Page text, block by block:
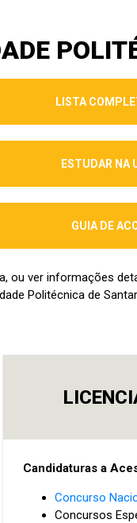
LISTA
ESTUDAR NA
GUIA DE
ver informações
Politécnica de
Candidaturas a
Concurso
Concursos